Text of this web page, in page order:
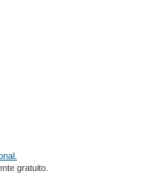
gratuito.